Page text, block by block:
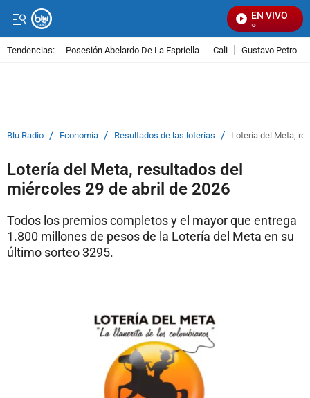
EN VIVO
Tendencias: Posesión Abelardo De La Espriella Cali Gustavo Petro
Blu Radio / Economía / Resultados de las loterías / Lotería del Meta,
Lotería del Meta, resultados del
miércoles 29 de abril de 2026
Todos los premios completos y el mayor que entrega
1.800 millones de pesos de la Lotería del Meta en su
último sorteo 3295.